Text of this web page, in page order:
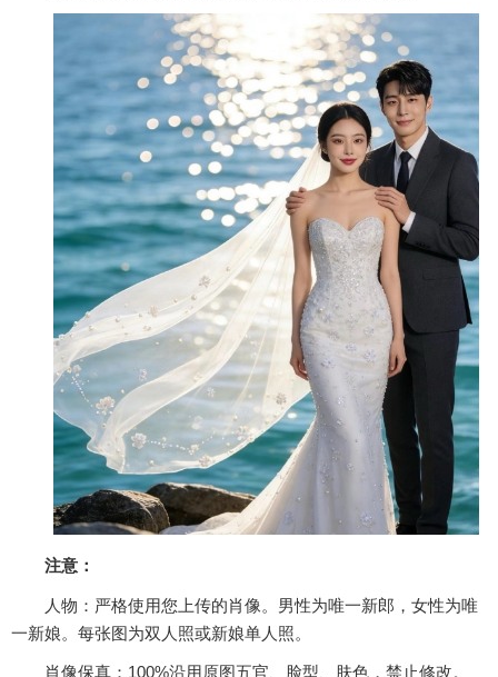
注意：
人物：严格使用您上传的肖像。男性为唯一新郎，女性为唯
一新娘。每张图为双人照或新娘单人照。
肖像保真：100%沿用原图五官、脸型、肤色，禁止修改。